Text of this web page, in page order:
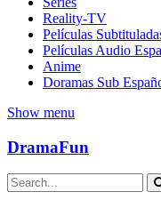
Reality-TV
Películas
Películas Audio
Anime
Doramas Sub
Show menu
DramaFun